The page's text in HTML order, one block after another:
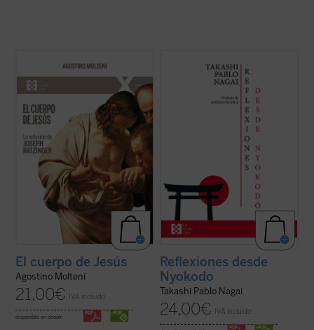
simples como profundas: ¿qué significa
que Jesús tuvo un cuerpo como el
nuestro? ¿Cómo pensó Joseph Ratzinger
el cuerpo de Jesús? No como un detalle
más de la fe cristiana, sino como una clave
para ...(ver ficha)
El cuerpo de Jesús
Agostino Molteni
21,00€ IVA incluido
disponible en ebook:
serie de escritos breves, meditaciones y
cartas suyas que conforman una obra
valiosísima para seguir, a través de una
intimidad familiar con él, los pasos de
Takashi hacia el encuentro final con ...
Reflexiones desde
Nyokodo
Takashi Pablo Nagai
24,00€ IVA incluido